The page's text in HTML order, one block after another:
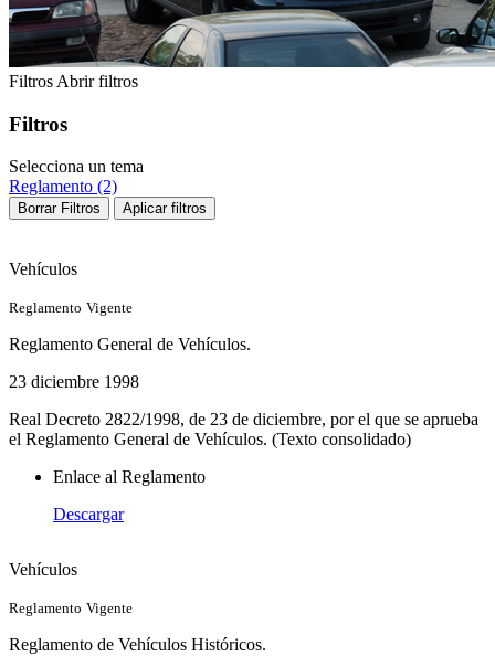
Filtros Abrir filtros
Filtros
Selecciona un tema
Reglamento (2)
Borrar Filtros Aplicar filtros
Vehículos
Reglamento Vigente
Reglamento General de Vehículos.
23 diciembre 1998
Real Decreto 2822/1998, de 23 de diciembre, por el que se aprueba
el Reglamento General de Vehículos. (Texto consolidado)
Enlace al Reglamento
Descargar
Vehículos
Reglamento Vigente
Reglamento de Vehículos Históricos.